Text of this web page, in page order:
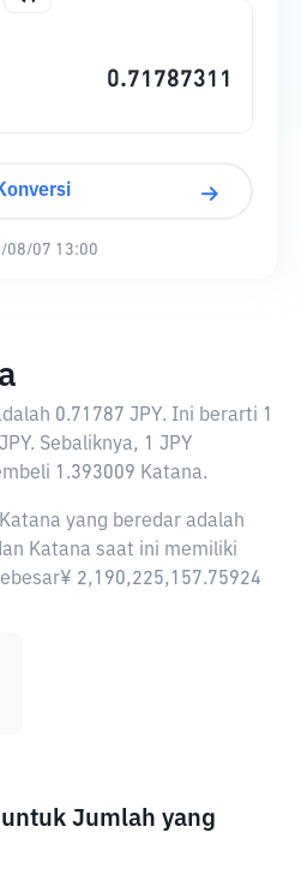
08/07 13:00
0.71787 JPY. Ini berarti 1
Sebaliknya, 1 JPY
1.393009 Katana.
yang beredar adalah
Katana saat ini memiliki
2,190,225,157.75924
Jumlah yang